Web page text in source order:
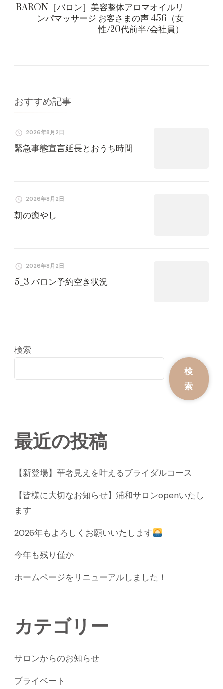
ョ
BARON［バロン］美容整体アロマオイルリ
ンパマッサージ お客さまの声 456（女
性/20代前半/会社員）
おすすめ記事
2026年8月2日
緊急事態宣言延長とおうち時間
2026年8月2日
朝の癒やし
2026年8月2日
5_3 バロン予約空き状況
検索
検
索
最近の投稿
【新登場】華奢見えを叶えるブライダルコース
【皆様に大切なお知らせ】浦和サロンopenいたし
ます
2026年もよろしくお願いいたします
今年も残り僅か
ホームページをリニューアルしました！
カテゴリー
サロンからのお知らせ
プライベート